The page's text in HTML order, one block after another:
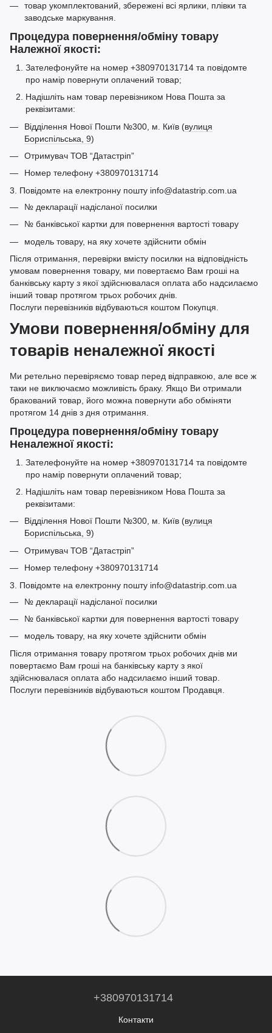
товар укомплектований, збережені всі ярлики, плівки та
заводське маркування.
Процедура повернення/обміну товару
Належної якості:
Зателефонуйте на номер +380970131714 та повідомте
про намір повернути оплачений товар;
Надішліть нам товар перевізником Нова Пошта за
реквізитами:
Відділення Нової Пошти №300, м. Київ (вулиця
Бориспільська, 9)
Отримувач ТОВ “Датастріп”
Номер телефону +380970131714
3. Повідомте на електронну пошту info@datastrip.com.ua
№ декларації надісланої посилки
№ банківської картки для повернення вартості товару
модель товару, на яку хочете здійснити обмін
Після отримання, перевірки вмісту посилки на відповідність
умовам повернення товару, ми повертаємо Вам гроші на
банківську карту з якої здійснювалася оплата або надсилаємо
інший товар протягом трьох робочих днів.
Послуги перевізників відбуваються коштом Покупця.
Умови повернення/обміну для
товарів неналежної якості
Ми ретельно перевіряємо товар перед відправкою, але все ж
таки не виключаємо можливість браку. Якщо Ви отримали
бракований товар, його можна повернути або обміняти
протягом 14 днів з дня отримання.
Процедура повернення/обміну товару
Неналежної якості:
Зателефонуйте на номер +380970131714 та повідомте
про намір повернути оплачений товар;
Надішліть нам товар перевізником Нова Пошта за
реквізитами:
Відділення Нової Пошти №300, м. Київ (вулиця
Бориспільська, 9)
Отримувач ТОВ “Датастріп”
Номер телефону +380970131714
3. Повідомте на електронну пошту info@datastrip.com.ua
№ декларації надісланої посилки
№ банківської картки для повернення вартості товару
модель товару, на яку хочете здійснити обмін
Після отримання товару протягом трьох робочих днів ми
повертаємо Вам гроші на банківську карту з якої
здійснювалася оплата або надсилаємо інший товар.
Послуги перевізників відбуваються коштом Продавця.
+380970131714
Контакти